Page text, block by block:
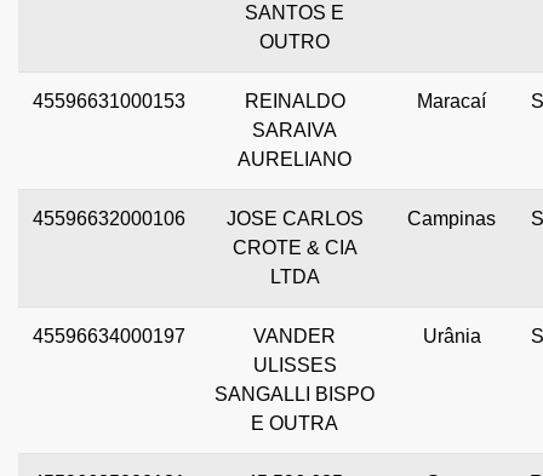
SANTOS E
OUTRO
45596631000153
REINALDO
SARAIVA
AURELIANO
Maracaí
45596632000106
JOSE CARLOS
CROTE & CIA
LTDA
Campinas
45596634000197
VANDER
ULISSES
SANGALLI BISPO
E OUTRA
Urânia